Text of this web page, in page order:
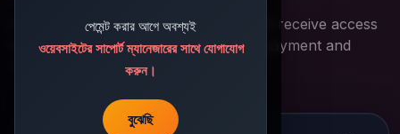
পেমেন্ট করার আগে অবশ্যই
ওয়েবসাইটের সাপোর্ট ম্যানেজারের সাথে যোগাযোগ
করুন।
বুঝেছি
Fast, secure, and transparent. You will receive access
details at your email after successful payment and